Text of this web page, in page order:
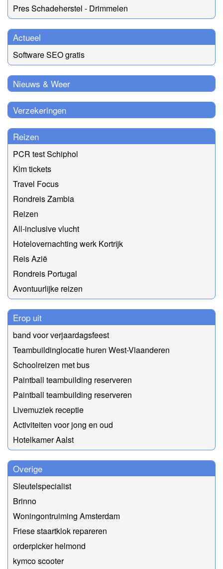
Pres Schadeherstel - Drimmelen
Actueel
Software SEO gratis
Nieuws & Weer
Verzekeringen
Reizen
PCR test Schiphol
Klm tickets
Travel Focus
Rondreis Zambia
Reizen
All-inclusive vlucht
Hotelovernachting werk Kortrijk
Reis Azië
Rondreis Portugal
Avontuurlijke reizen
Erop uit
band voor verjaardagsfeest
Teambuildinglocatie huren West-Vlaanderen
Schoolreizen met bus
Paintball teambuilding reserveren
Paintball teambuilding reserveren
Livemuziek receptie
Activiteiten voor jong en oud
Hotelkamer Aalst
Overige
Sleutelspecialist
Brinno
Woningontruiming Amsterdam
Friese staartklok repareren
orderpicker helmond
kymco scooter